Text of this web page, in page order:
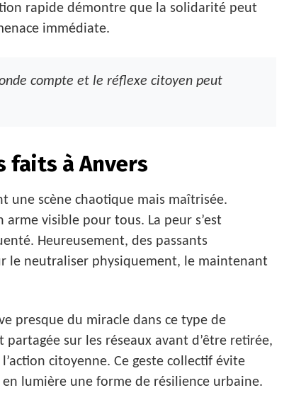
rapide démontre que la solidarité peut
immédiate.
compte et le réflexe citoyen peut
faits à Anvers
une scène chaotique mais maîtrisée.
arme visible pour tous. La peur s’est
Heureusement, des passants
le neutraliser physiquement, le maintenant
presque du miracle dans ce type de
sur les réseaux avant d’être retirée,
citoyenne. Ce geste collectif évite
lumière une forme de résilience urbaine.